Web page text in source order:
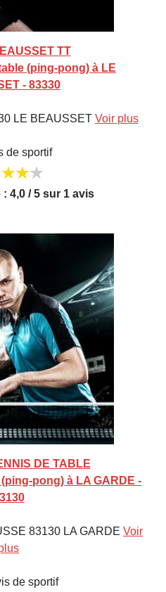
TT
(ping-pong) à LE
- 83330
LE BEAUSSET Voir plus
de sportif
4,0 / 5 sur 1 avis
DE TABLE
pong) à LA GARDE -
83130 LA GARDE Voir
de sportif